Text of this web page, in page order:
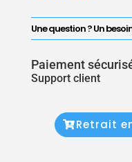
Une question ? Un
Paiement
Support client
Retrait